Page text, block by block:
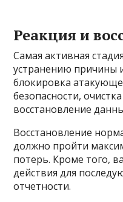
Реакция и
Самая активная
устранению причины
блокировка
безопасности,
восстановление
Восстановление
должно пройти
потерь. Кроме того,
действия для
отчетности.